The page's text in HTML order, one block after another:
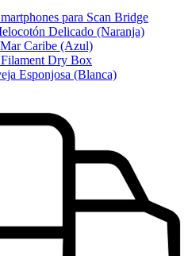
para Scan Bridge
Delicado (Naranja)
Caribe (Azul)
Dry Box
Esponjosa (Blanca)